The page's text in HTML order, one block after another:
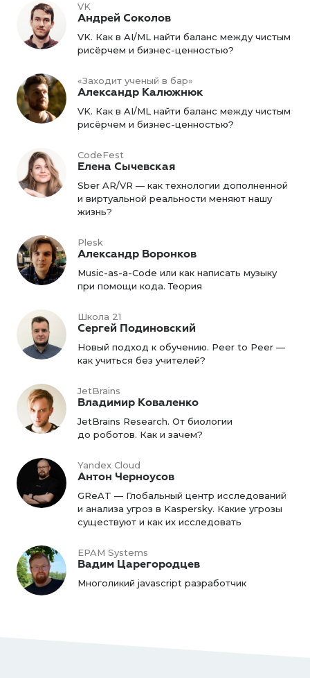
VK
Андрей Соколов
VK. Как в AI/ML найти баланс между чистым
рисёрчем и бизнес-ценностью?
«Заходит ученый в бар»
Александр Калюжнюк
VK. Как в AI/ML найти баланс между чистым
рисёрчем и бизнес-ценностью?
CodeFest
Елена Сычевская
Sber AR/VR — как технологии дополненной
и виртуальной реальности меняют нашу
жизнь?
Plesk
Александр Воронков
Music-as-a-Code или как написать музыку
при помощи кода. Теория
Школа 21
Сергей Подиновский
Новый подход к обучению. Peer to Peer —
как учиться без учителей?
JetBrains
Владимир Коваленко
JetBrains Research. От биологии
до роботов. Как и зачем?
Yandex Cloud
Антон Черноусов
GReAT — Глобальный центр исследований
и анализа угроз в Kaspersky. Какие угрозы
существуют и как их исследовать
EPAM Systems
Вадим Царегородцев
Многоликий javascript разработчик